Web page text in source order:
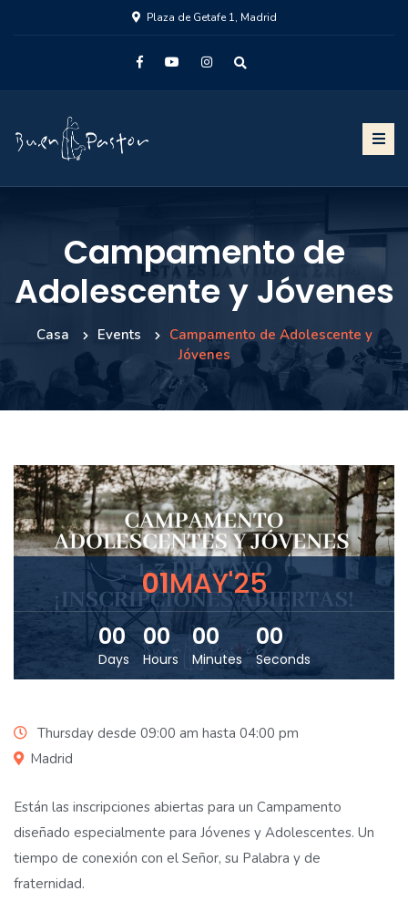
Plaza de Getafe 1, Madrid
Campamento de
Adolescente y Jóvenes
Casa Events
Campamento de Adolescente y
Jóvenes
01MAY'25
00
Days
00
Hours
00
Minutes
00
Seconds
Thursday desde 09:00 am hasta 04:00 pm
Madrid
Están las inscripciones abiertas para un Campamento
diseñado especialmente para Jóvenes y Adolescentes. Un
tiempo de conexión con el Señor, su Palabra y de
fraternidad.